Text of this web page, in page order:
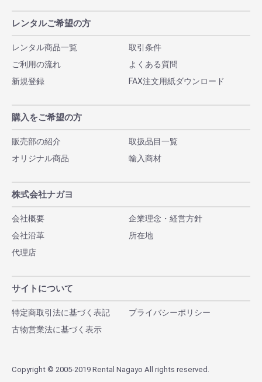
レンタルご希望の方
レンタル商品一覧
取引条件
ご利用の流れ
よくある質問
新規登録
FAX注文用紙ダウンロード
購入をご希望の方
販売部の紹介
取扱品目一覧
オリジナル商品
輸入商材
株式会社ナガヨ
会社概要
企業理念・経営方針
会社沿革
所在地
代理店
サイトについて
特定商取引法に基づく表記
プライバシーポリシー
古物営業法に基づく表示
Copyright © 2005-2019 Rental Nagayo All rights reserved.